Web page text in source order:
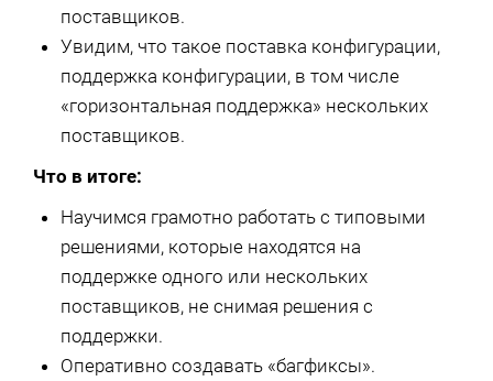
поставщиков.
Увидим, что такое поставка конфигурации,
поддержка конфигурации, в том числе
«горизонтальная поддержка» нескольких
поставщиков.
Что в итоге:
Научимся грамотно работать с типовыми
решениями, которые находятся на
поддержке одного или нескольких
поставщиков, не снимая решения с
поддержки.
Оперативно создавать «багфиксы».